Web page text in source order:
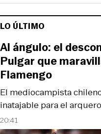
LO ÚLTIMO
20:41
El mediocampista
inatajable para el
Al ángulo: el
Pulgar que
Flamengo